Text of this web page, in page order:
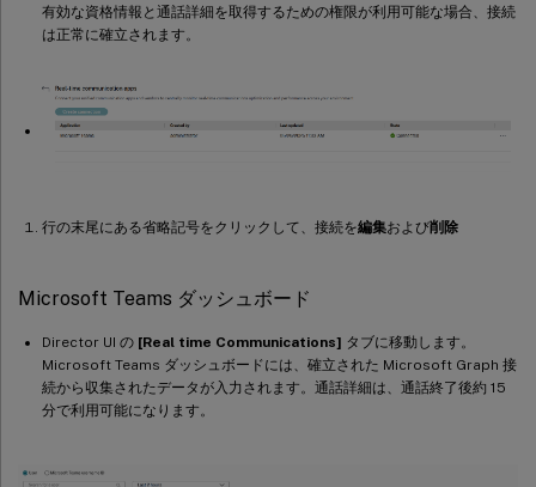
有効な資格情報と通話詳細を取得するための権限が利用可能な場合、接続
は正常に確立されます。
行の末尾にある省略記号をクリックして、接続を編集および削除
Microsoft Teams ダッシュボード
Director UI の [Real time Communications] タブに移動します。
Microsoft Teams ダッシュボードには、確立された Microsoft Graph 接
続から収集されたデータが入力されます。通話詳細は、通話終了後約 15
分で利用可能になります。